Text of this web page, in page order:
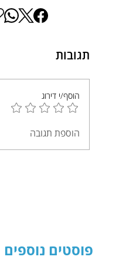
תגובות
הוסף/י דירוג
הוספת תגובה
פוסטים נוספים